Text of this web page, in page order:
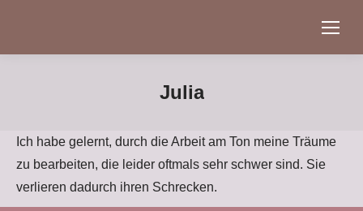
Julia
Ich habe gelernt, durch die Arbeit am Ton meine Träume
zu bearbeiten, die leider oftmals sehr schwer sind. Sie
verlieren dadurch ihren Schrecken.